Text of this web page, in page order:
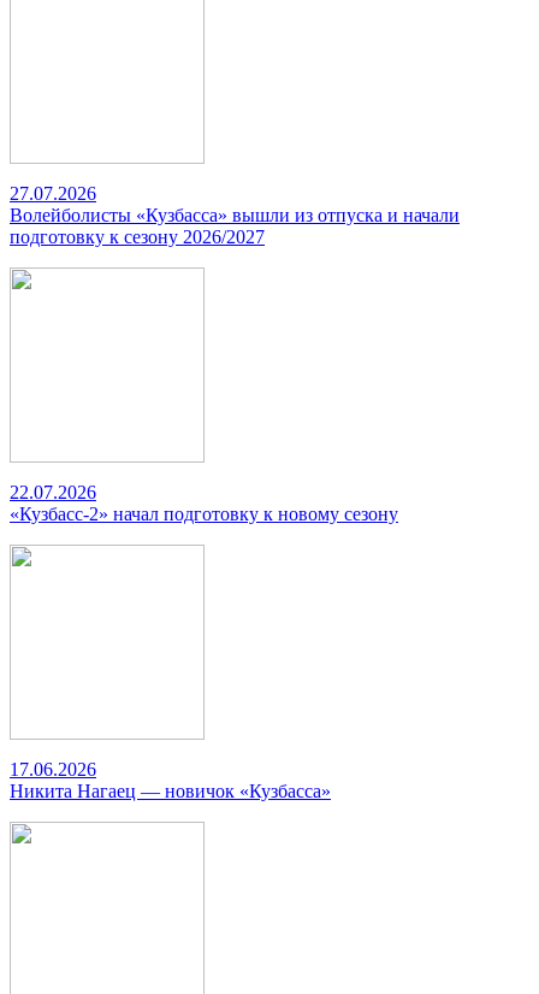
27.07.2026
Волейболисты «Кузбасса» вышли из отпуска и начали
подготовку к сезону 2026/2027
22.07.2026
«Кузбасс-2» начал подготовку к новому сезону
17.06.2026
Никита Нагаец — новичок «Кузбасса»